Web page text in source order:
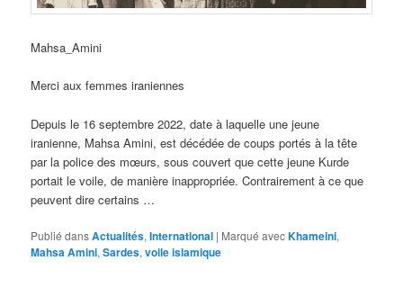
Mahsa_Amini
Merci aux femmes iraniennes
Depuis le 16 septembre 2022, date à laquelle une jeune
iranienne, Mahsa Amini, est décédée de coups portés à la tête
par la police des mœurs, sous couvert que cette jeune Kurde
portait le voile, de manière inappropriée. Contrairement à ce que
peuvent dire certains …
Publié dansActualités,International | Marqué avecKhameini,
Mahsa Amini,Sardes,voile islamique